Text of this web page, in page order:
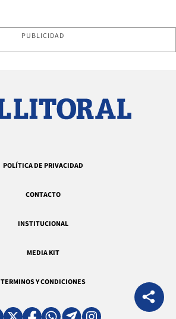
PUBLICIDAD
POLÍTICA DE PRIVACIDAD
CONTACTO
INSTITUCIONAL
MEDIA KIT
TERMINOS Y CONDICIONES